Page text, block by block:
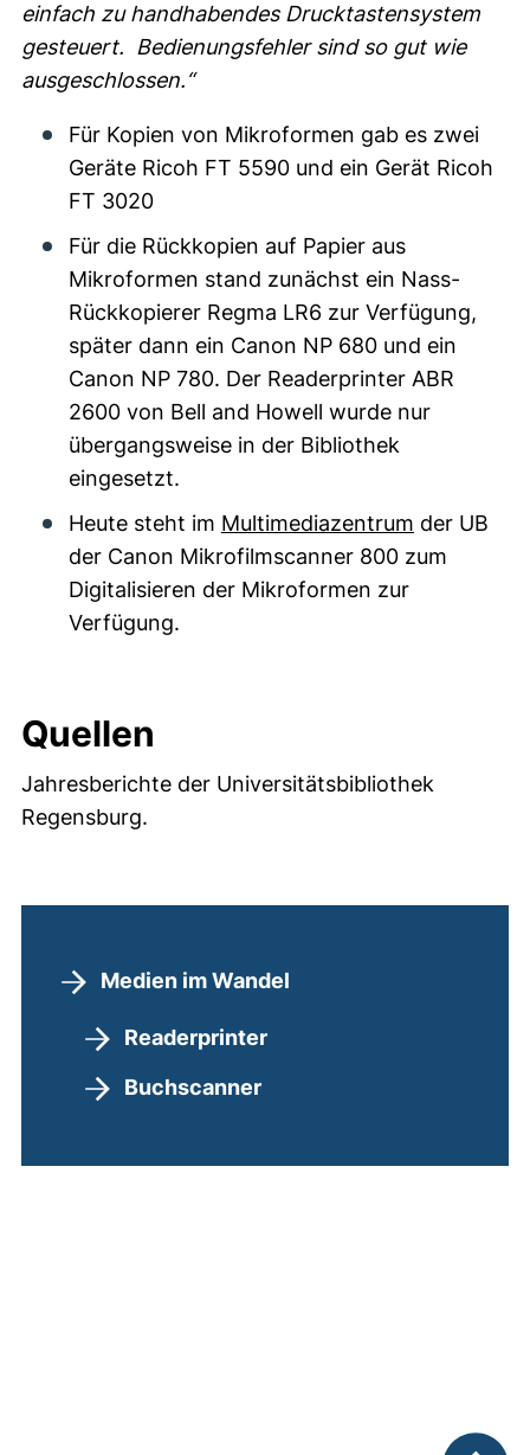
einfach zu handhabendes Drucktastensystem
gesteuert. Bedienungsfehler sind so gut wie
ausgeschlossen.“
Für Kopien von Mikroformen gab es zwei
Geräte Ricoh FT 5590 und ein Gerät Ricoh
FT 3020
Für die Rückkopien auf Papier aus
Mikroformen stand zunächst ein Nass-
Rückkopierer Regma LR6 zur Verfügung,
später dann ein Canon NP 680 und ein
Canon NP 780. Der Readerprinter ABR
2600 von Bell and Howell wurde nur
übergangsweise in der Bibliothek
eingesetzt.
Heute steht im Multimediazentrum der UB
der Canon Mikrofilmscanner 800 zum
Digitalisieren der Mikroformen zur
Verfügung.
Quellen
Jahresberichte der Universitätsbibliothek
Regensburg.
Medien im Wandel
Readerprinter
Buchscanner